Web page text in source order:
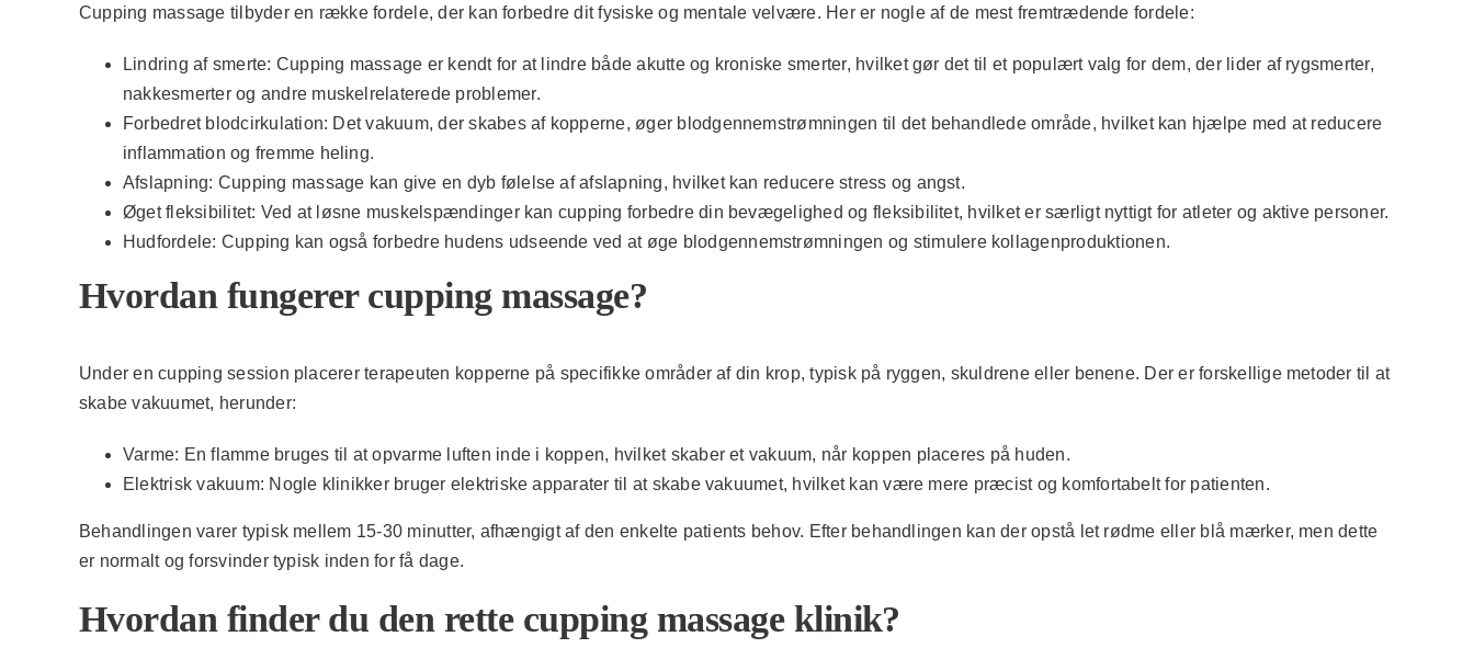
Cupping massage tilbyder en række fordele, der kan forbedre dit fysiske og mentale velvære. Her er nogle af de mest fremtrædende fordele:
Lindring af smerte: Cupping massage er kendt for at lindre både akutte og kroniske smerter, hvilket gør det til et populært valg for dem, der lider af rygsmerter,
nakkesmerter og andre muskelrelaterede problemer.
Forbedret blodcirkulation: Det vakuum, der skabes af kopperne, øger blodgennemstrømningen til det behandlede område, hvilket kan hjælpe med at reducere
inflammation og fremme heling.
Afslapning: Cupping massage kan give en dyb følelse af afslapning, hvilket kan reducere stress og angst.
Øget fleksibilitet: Ved at løsne muskelspændinger kan cupping forbedre din bevægelighed og fleksibilitet, hvilket er særligt nyttigt for atleter og aktive personer.
Hudfordele: Cupping kan også forbedre hudens udseende ved at øge blodgennemstrømningen og stimulere kollagenproduktionen.
Hvordan fungerer cupping massage?
Under en cupping session placerer terapeuten kopperne på specifikke områder af din krop, typisk på ryggen, skuldrene eller benene. Der er forskellige metoder til at
skabe vakuumet, herunder:
Varme: En flamme bruges til at opvarme luften inde i koppen, hvilket skaber et vakuum, når koppen placeres på huden.
Elektrisk vakuum: Nogle klinikker bruger elektriske apparater til at skabe vakuumet, hvilket kan være mere præcist og komfortabelt for patienten.
Behandlingen varer typisk mellem 15-30 minutter, afhængigt af den enkelte patients behov. Efter behandlingen kan der opstå let rødme eller blå mærker, men dette
er normalt og forsvinder typisk inden for få dage.
Hvordan finder du den rette cupping massage klinik?